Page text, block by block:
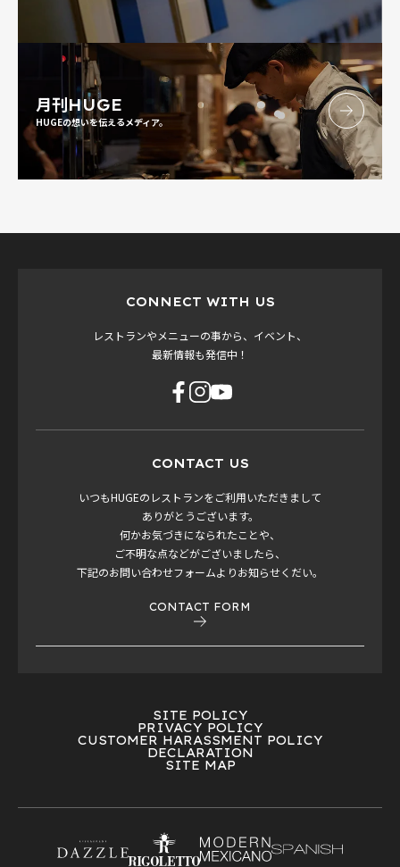
月刊HUGE
HUGEの想いを伝えるメディア。
CONNECT WITH US
レストランやメニューの事から、イベント、
最新情報も発信中！
CONTACT US
いつもHUGEのレストランをご利用いただきまして
ありがとうございます。
何かお気づきになられたことや、
ご不明な点などがございましたら、
下記のお問い合わせフォームよりお知らせくだい。
CONTACT FORM
SITE POLICY
PRIVACY POLICY
CUSTOMER HARASSMENT POLICY
DECLARATION
SITE MAP